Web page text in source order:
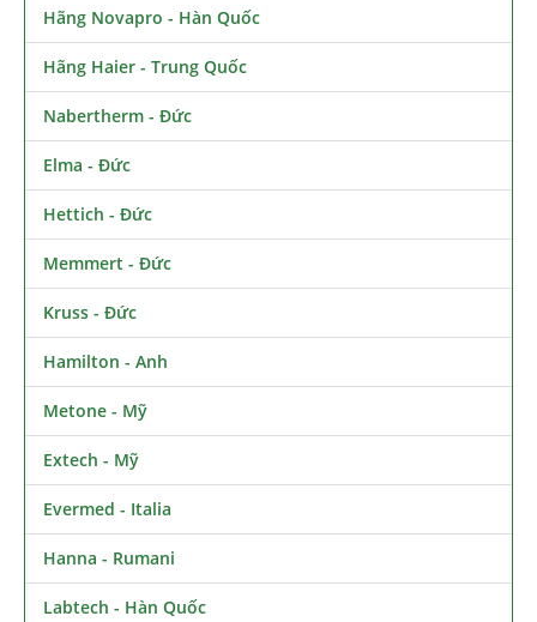
Hãng Novapro - Hàn Quốc
Hãng Haier - Trung Quốc
Nabertherm - Đức
Elma - Đức
Hettich - Đức
Memmert - Đức
Kruss - Đức
Hamilton - Anh
Metone - Mỹ
Extech - Mỹ
Evermed - Italia
Hanna - Rumani
Labtech - Hàn Quốc